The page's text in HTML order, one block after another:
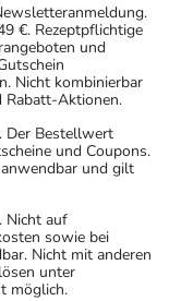
€. Rezeptpflichtige
und
Nicht kombinierbar
Rabatt-Aktionen.
Der Bestellwert
und Coupons.
und gilt
Nicht auf
sowie bei
Nicht mit anderen
unter
möglich.